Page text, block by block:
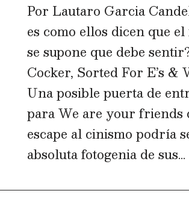
Por Lautaro Garcia
es como ellos dicen que
se supone que debe
Cocker, Sorted For E’s &
Una posible puerta de
para We are your friends
escape al cinismo podría
absoluta fotogenia de sus...